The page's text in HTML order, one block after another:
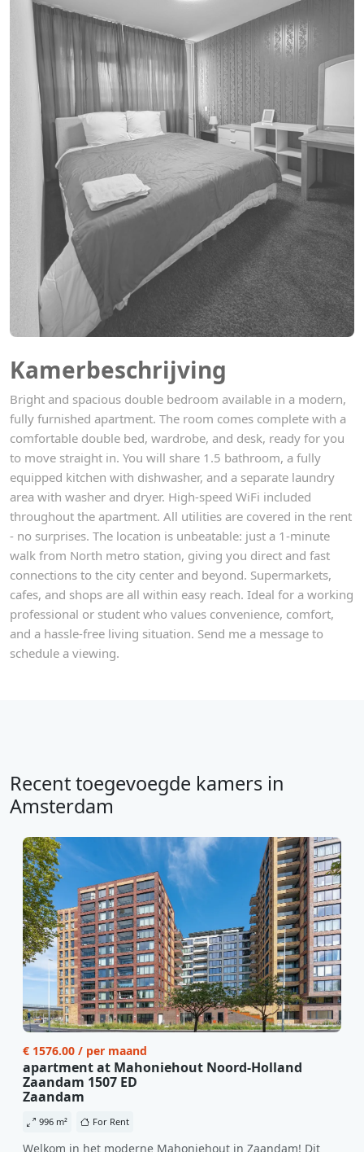
Kamerbeschrijving
Bright and spacious double bedroom available in a modern,
fully furnished apartment. The room comes complete with a
comfortable double bed, wardrobe, and desk, ready for you
to move straight in. You will share 1.5 bathroom, a fully
equipped kitchen with dishwasher, and a separate laundry
area with washer and dryer. High-speed WiFi included
throughout the apartment. All utilities are covered in the rent
- no surprises. The location is unbeatable: just a 1-minute
walk from North metro station, giving you direct and fast
connections to the city center and beyond. Supermarkets,
cafes, and shops are all within easy reach. Ideal for a working
professional or student who values convenience, comfort,
and a hassle-free living situation. Send me a message to
schedule a viewing.
Recent toegevoegde kamers in
Amsterdam
€ 1576.00 / per maand
apartment at Mahoniehout Noord-Holland
Zaandam 1507 ED
Zaandam
996 m² For Rent
Welkom in het moderne Mahoniehout in Zaandam! Dit